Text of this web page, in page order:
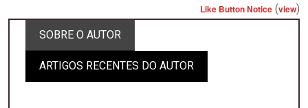
Like Button Notice (view)
SOBRE O AUTOR
ARTIGOS RECENTES DO AUTOR